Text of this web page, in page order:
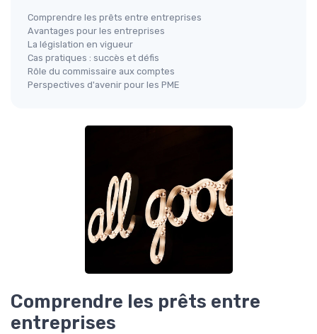
Comprendre les prêts entre entreprises
Avantages pour les entreprises
La législation en vigueur
Cas pratiques : succès et défis
Rôle du commissaire aux comptes
Perspectives d'avenir pour les PME
Comprendre les prêts entre
entreprises